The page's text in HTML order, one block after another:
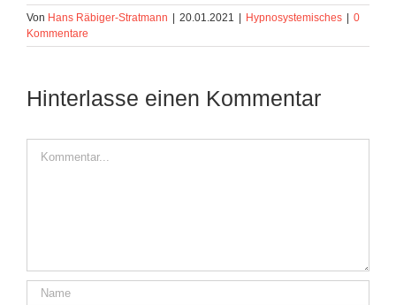
Von Hans Räbiger-Stratmann | 20.01.2021 | Hypnosystemisches | 0
Kommentare
Hinterlasse einen Kommentar